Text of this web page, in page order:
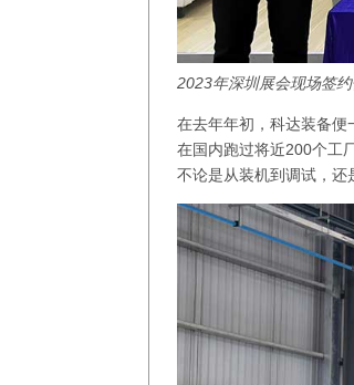
2023年深圳展会现场签
在去年年初，科达装备便
在国内跑过将近200个工
不论是从装机到调试，还